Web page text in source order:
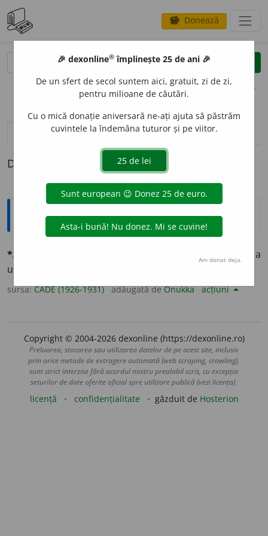
savings Donează
clear
opțiuni
definiții (1) pronunțievolume_up (14)
Definiția cu ID-ul 1333530:
Explicative DEX
*ARE
Întindere, suprafață (a unei țări, a
unui ținut) [
sursa:CADE (1926-1931) adăugată deOnukka acțiuni
Copyright © 2004-2026 dexonline (https://dexonline.ro)
Preluarea, stocarea sau utilizarea datelor de pe acest site, inclusiv
prin orice metode de extragere automată (web scraping, crawling),
sunt strict interzise fără acordul nostru prealabil scris, cu excepția
seturilor de date oferite oficial spre utilizare publică (vezi licența).
licență confidențialitate găzduit de Hosterion
🎉 dexonline® împlinește 25 de ani 🎉
De un sfert de secol suntem aici, gratuit, zi de zi,
pentru milioane de căutări.
Cu o mică donație aniversară ne-ați ajuta să păstrăm
cuvintele la îndemâna tuturor și pe viitor.
Am donat deja.